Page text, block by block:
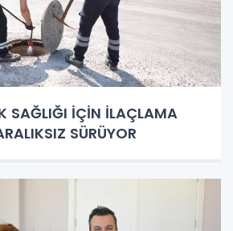
SAĞLIĞI İÇİN İLAÇLAMA
SÜRÜYOR